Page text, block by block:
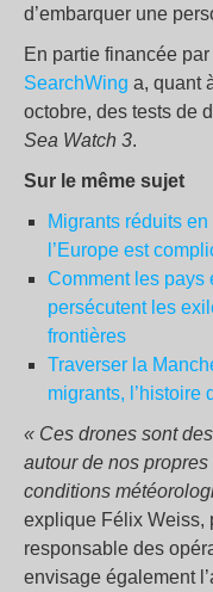
d’embarquer une
En partie financée
SearchWing a, quant
octobre, des tests de
Sea Watch 3.
Sur le même sujet
Migrants réduits
l’Europe est
Comment les pays
persécutent les
frontières
Traverser la
migrants, l’histoire
« Ces drones sont
autour de nos
conditions
explique Félix Weiss,
responsable des
envisage également